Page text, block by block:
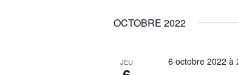
OCTOBRE 2022
JEU 6 octobre 2022 à